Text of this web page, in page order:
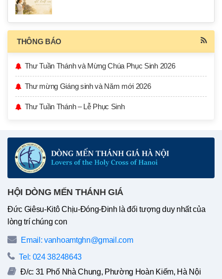
THÔNG BÁO
Thư Tuần Thánh và Mừng Chúa Phục Sinh 2026
Thư mừng Giáng sinh và Năm mới 2026
Thư Tuần Thánh – Lễ Phục Sinh
HỘI DÒNG MẾN THÁNH GIÁ
Đức Giêsu-Kitô Chịu-Đóng-Đinh là đối tượng duy nhất của
lòng trí chúng con
Email: vanhoamtghn@gmail.com
Tel: 024 38248643
Đ/c: 31 Phố Nhà Chung, Phường Hoàn Kiếm, Hà Nội